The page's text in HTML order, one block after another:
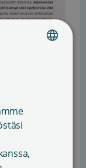
,LUKEMINEN
SWEDISH